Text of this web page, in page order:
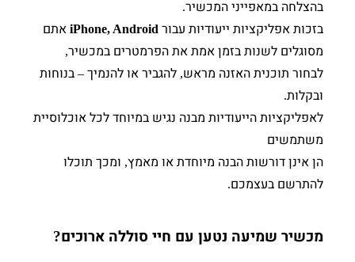
בהצלחה במאפייני המכשיר.
בזכות אפליקציות ייעודיות עבור iPhone, Android אתם
מסוגלים לשנות בזמן אמת את הפרמטרים במכשיר,
לבחור תוכנית האזנה מראש, להגביר או להנמיך – בנוחות
ובקלות.
לאפליקציות הייעודיות מבנה נגיש במיוחד לכל אוכלוסיית
משתמשים
הן אינן דורשות הבנה מיוחדת או מאמץ, ומכך תוכלו
להתרשם בעצמכם.
מכשיר שמיעה נטען עם חיי סוללה ארוכים?